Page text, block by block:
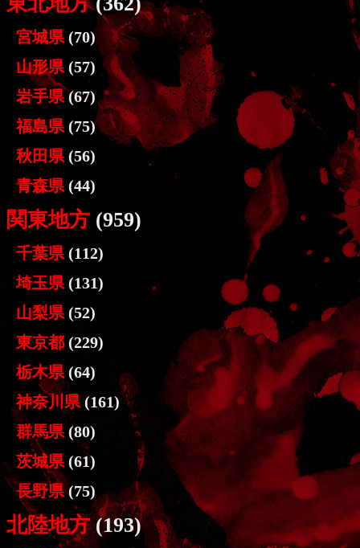
宮城県 (70)
山形県 (57)
岩手県(67)
福島県 (75)
秋田県 (56)
青森県 (44)
関東地方 (959)
千葉県 (112)
埼玉県 (131)
山梨県 (52)
東京都(229)
栃木県 (64)
神奈川県 (161)
群馬県 (80)
茨城県 (61)
長野県(75)
北陸地方(193)